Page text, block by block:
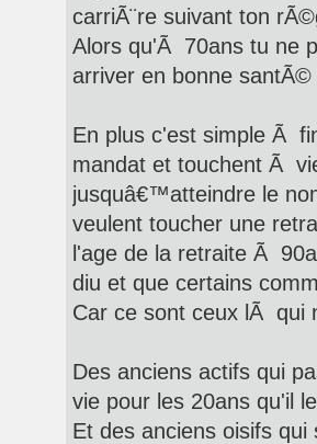
carriÃ¨re suivant ton
Alors qu'Ã 70ans tu ne
arriver en bonne
En plus c'est simple Ã
mandat et touchent Ã
jusquâ€™atteindre le
veulent toucher une
l'age de la retraite Ã
diu et que certains
Car ce sont ceux lÃ qui
Des anciens actifs qui
vie pour les 20ans qu'il
Et des anciens oisifs